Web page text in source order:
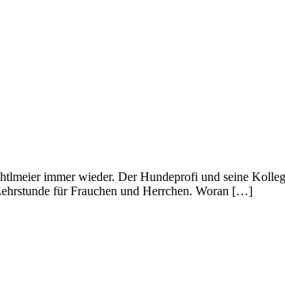
immer wieder. Der Hundeprofi und seine
für Frauchen und Herrchen. Woran […]